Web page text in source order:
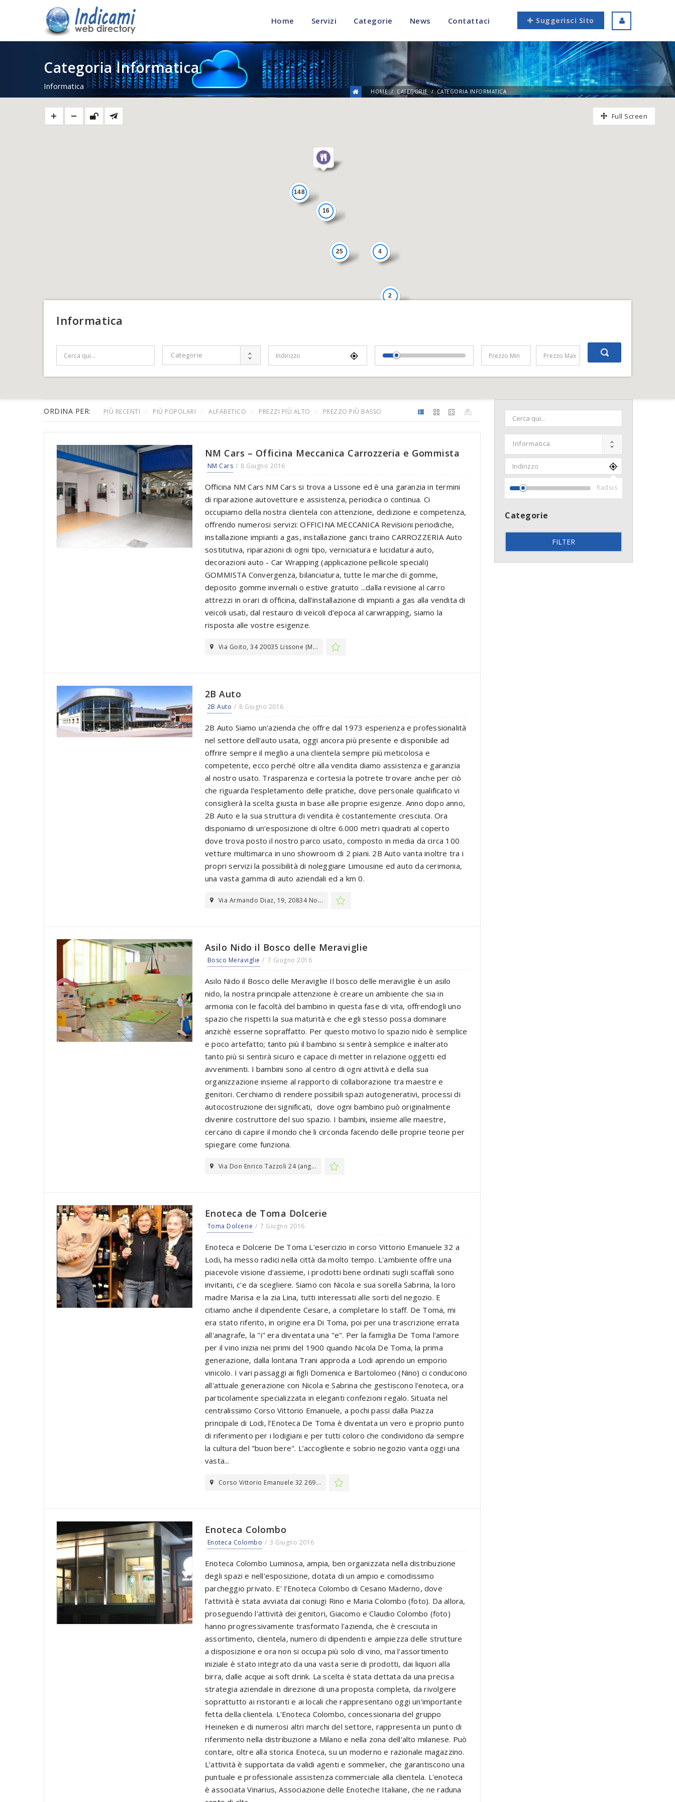
Home Servizi Categorie News Contattaci Suggerisci Sito
Categoria Informatica
Informatica
HOME CATEGORIE CATEGORIA INFORMATICA
Full Screen
148
25 4
16
2
Informatica
Categorie
ORDINA PER: PIÙ RECENTI PIÙ POPOLARI ALFABETICO PREZZI PIÙ ALTO PREZZO PIÙ BASSO
NM Cars – Officina Meccanica Carrozzeria e Gommista
NM Cars 8 Giugno 2016
Officina NM Cars NM Cars si trova a Lissone ed è una garanzia in termini
di riparazione autovetture e assistenza, periodica o continua. Ci
occupiamo della nostra clientela con attenzione, dedizione e competenza,
offrendo numerosi servizi: OFFICINA MECCANICA Revisioni periodiche,
installazione impianti a gas, installazione ganci traino CARROZZERIA Auto
sostitutiva, riparazioni di ogni tipo, verniciatura e lucidatura auto,
decorazioni auto - Car Wrapping (applicazione pellicole speciali)
GOMMISTA Convergenza, bilanciatura, tutte le marche di gomme,
deposito gomme invernali o estive gratuito ...dalla revisione al carro
attrezzi in orari di officina, dall'installazione di impianti a gas alla vendita di
veicoli usati, dal restauro di veicoli d'epoca al carwrapping, siamo la
risposta alle vostre esigenze.
Via Goito, 34 20035 Lissone (M...
2B Auto
2B Auto 8 Giugno 2016
2B Auto Siamo un'azienda che offre dal 1973 esperienza e professionalità
nel settore dell'auto usata, oggi ancora più presente e disponibile ad
offrire sempre il meglio a una clientela sempre più meticolosa e
competente, ecco perché oltre alla vendita diamo assistenza e garanzia
al nostro usato. Trasparenza e cortesia la potrete trovare anche per ciò
che riguarda l'espletamento delle pratiche, dove personale qualificato vi
consiglierà la scelta giusta in base alle proprie esigenze. Anno dopo anno,
2B Auto e la sua struttura di vendita è costantemente cresciuta. Ora
disponiamo di un'esposizione di oltre 6.000 metri quadrati al coperto
dove trova posto il nostro parco usato, composto in media da circa 100
vetture multimarca in uno showroom di 2 piani. 2B Auto vanta inoltre tra i
propri servizi la possibilità di noleggiare Limousine ed auto da cerimonia,
una vasta gamma di auto aziendali ed a km 0.
Via Armando Diaz, 19, 20834 No...
Asilo Nido il Bosco delle Meraviglie
Bosco Meraviglie 7 Giugno 2016
Asilo Nido il Bosco delle Meraviglie Il bosco delle meraviglie è un asilo
nido, la nostra principale attenzione è creare un ambiente che sia in
armonia con le facoltà del bambino in questa fase di vita, offrendogli uno
spazio che rispetti la sua maturità e che egli stesso possa dominare
anzichè esserne sopraffatto. Per questo motivo lo spazio nido è semplice
e poco artefatto; tanto più il bambino si sentirà semplice e inalterato
tanto più si sentirà sicuro e capace di metter in relazione oggetti ed
avvenimenti. I bambini sono al centro di ogni attività e della sua
organizzazione insieme al rapporto di collaborazione tra maestre e
genitori. Cerchiamo di rendere possibili spazi autogenerativi, processi di
autocostruzione dei significati, dove ogni bambino può originalmente
divenire costruttore del suo spazio. I bambini, insieme alle maestre,
cercano di capire il mondo che li circonda facendo delle proprie teorie per
spiegare come funziona.
Via Don Enrico Tazzoli 24 (ang...
Enoteca de Toma Dolcerie
Toma Dolcerie 7 Giugno 2016
Enoteca e Dolcerie De Toma L'esercizio in corso Vittorio Emanuele 32 a
Lodi, ha messo radici nella città da molto tempo. L'ambiente offre una
piacevole visione d'assieme, i prodotti bene ordinati sugli scaffali sono
invitanti, c'e da scegliere. Siamo con Nicola e sua sorella Sabrina, la loro
madre Marisa e la zia Lina, tutti interessati alle sorti del negozio. E
citiamo anche il dipendente Cesare, a completare lo staff. De Toma, mi
era stato riferito, in origine era Di Toma, poi per una trascrizione errata
all'anagrafe, la "i" era diventata una "e". Per la famiglia De Toma l'amore
per il vino inizia nei primi del 1900 quando Nicola De Toma, la prima
generazione, dalla lontana Trani approda a Lodi aprendo un emporio
vinicolo. I vari passaggi ai figli Domenica e Bartolomeo (Nino) ci conducono
all'attuale generazione con Nicola e Sabrina che gestiscono l'enoteca, ora
particolamente specializzata in eleganti confezioni regalo. Situata nel
centralissimo Corso Vittorio Emanuele, a pochi passi dalla Piazza
principale di Lodi, l’Enoteca De Toma è diventata un vero e proprio punto
di riferimento per i lodigiani e per tutti coloro che condividono da sempre
la cultura del "buon bere". L’accogliente e sobrio negozio vanta oggi una
vasta...
Corso Vittorio Emanuele 32 269...
Enoteca Colombo
Enoteca Colombo 3 Giugno 2016
Enoteca Colombo Luminosa, ampia, ben organizzata nella distribuzione
degli spazi e nell'esposizione, dotata di un ampio e comodissimo
parcheggio privato. E' l'Enoteca Colombo di Cesano Maderno, dove
l'attività è stata avviata dai coniugi Rino e Maria Colombo (foto). Da allora,
proseguendo l'attività dei genitori, Giacomo e Claudio Colombo (foto)
hanno progressivamente trasformato l'azienda, che è cresciuta in
assortimento, clientela, numero di dipendenti e ampiezza delle strutture
a disposizione e ora non si occupa più solo di vino, ma l'assortimento
iniziale è stato integrato da una vasta serie di prodotti, dai liquori alla
birra, dalle acque ai soft drink. La scelta è stata dettata da una precisa
strategia aziendale in direzione di una proposta completa, da rivolgere
soprattutto ai ristoranti e ai locali che rappresentano oggi un'importante
fetta della clientela. L'Enoteca Colombo, concessionaria del gruppo
Heineken e di numerosi altri marchi del settore, rappresenta un punto di
riferimento nella distribuzione a Milano e nella zona dell'alto milanese. Può
contare, oltre alla storica Enoteca, su un moderno e razionale magazzino.
L'attività è supportata da validi agenti e sommelier, che garantiscono una
puntuale e professionale assistenza commerciale alla clientela. L'enoteca
è associata Vinarius, Associazione delle Enoteche Italiane, che ne raduna
Informatica
Radius
Categorie
FILTER